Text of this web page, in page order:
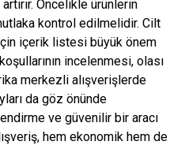
Öncelikle ürünlerin
kontrol edilmelidir. Cilt
içerik listesi büyük önem
incelenmesi, olası
merkezli alışverişlerde
da göz önünde
ve güvenilir bir aracı
hem ekonomik hem de